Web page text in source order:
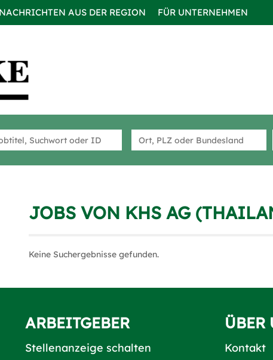
NACHRICHTEN AUS DER REGION FÜR UNTERNEHMEN
JOBS VON KHS AG
Keine Suchergebnisse gefunden.
ARBEITGEBER
Stellenanzeige schalten
ÜBER
Kontakt